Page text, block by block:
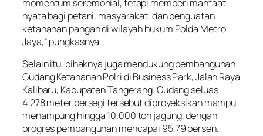
momentum seremonial, tetapi memberi manfaat
nyata bagi petani, masyarakat, dan penguatan
ketahanan pangan di wilayah hukum Polda Metro
Jaya,” pungkasnya.
Selain itu, pihaknya juga mendukung pembangunan
Gudang Ketahanan Polri di Business Park, Jalan Raya
Kalibaru, Kabupaten Tangerang. Gudang seluas
4.278 meter persegi tersebut diproyeksikan mampu
menampung hingga 10.000 ton jagung, dengan
progres pembangunan mencapai 95,79 persen.